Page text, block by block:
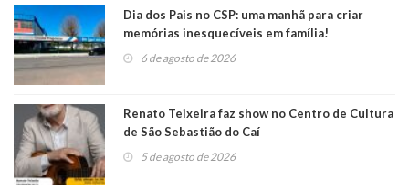
Dia dos Pais no CSP: uma manhã para criar
memórias inesquecíveis em família!
6 de agosto de 2026
Renato Teixeira faz show no Centro de Cultura
de São Sebastião do Caí
5 de agosto de 2026